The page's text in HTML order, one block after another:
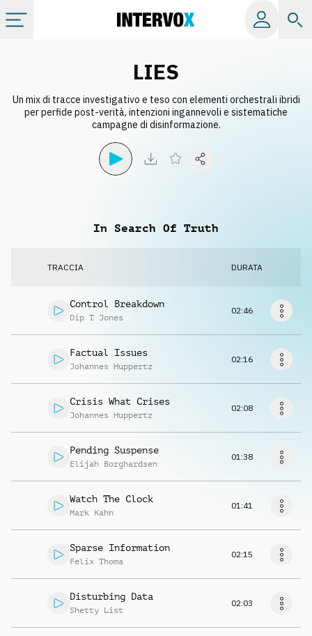
Album
Info
Richiedi musica
LIES
Un mix di tracce investigativo e teso con elementi orchestrali ibridi
per perfide post-verità, intenzioni ingannevoli e sistematiche
campagne di disinformazione.
In Search Of Truth
TRACCIA DURATA
Control Breakdown
Dip T Jones
02:46
Factual Issues
Johannes Huppertz
02:16
Crisis What Crises
Johannes Huppertz
02:08
Pending Suspense
Elijah Borghardsen
01:38
Watch The Clock
Mark Kahn
01:41
Sparse Information
Felix Thoma
02:15
Disturbing Data
Shetty List
02:03